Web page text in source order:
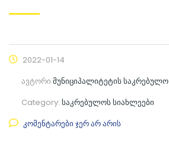
2022-01-14
ავტორი მუნიციპალიტეტის საკრებულო
Category: საკრებულოს სიახლეები
კომენტარები ჯერ არ არის